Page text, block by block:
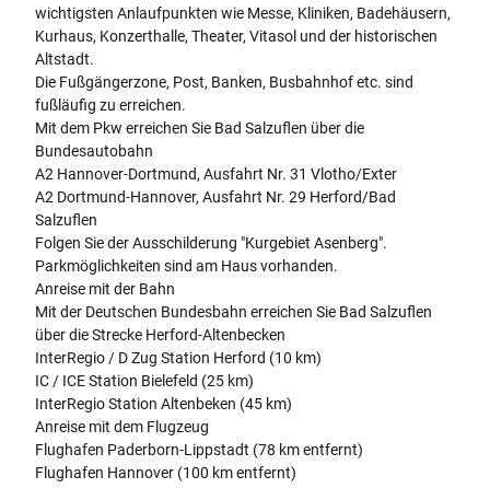
wichtigsten Anlaufpunkten wie Messe, Kliniken, Badehäusern,
Kurhaus, Konzerthalle, Theater, Vitasol und der historischen
Altstadt.
Die Fußgängerzone, Post, Banken, Busbahnhof etc. sind
fußläufig zu erreichen.
Mit dem Pkw erreichen Sie Bad Salzuflen über die
Bundesautobahn
A2 Hannover-Dortmund, Ausfahrt Nr. 31 Vlotho/Exter
A2 Dortmund-Hannover, Ausfahrt Nr. 29 Herford/Bad
Salzuflen
Folgen Sie der Ausschilderung "Kurgebiet Asenberg".
Parkmöglichkeiten sind am Haus vorhanden.
Anreise mit der Bahn
Mit der Deutschen Bundesbahn erreichen Sie Bad Salzuflen
über die Strecke Herford-Altenbecken
InterRegio / D Zug Station Herford (10 km)
IC / ICE Station Bielefeld (25 km)
InterRegio Station Altenbeken (45 km)
Anreise mit dem Flugzeug
Flughafen Paderborn-Lippstadt (78 km entfernt)
Flughafen Hannover (100 km entfernt)